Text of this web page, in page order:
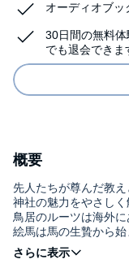
オーディオブッ
30日間の無料
でも退会できま
概要
先人たちが尊んだ教え
神社の魅力をやさしく
鳥居のルーツは海外に
絵馬は馬の生贄から始
おみくじで神さまの機
日本で一番古い神社に